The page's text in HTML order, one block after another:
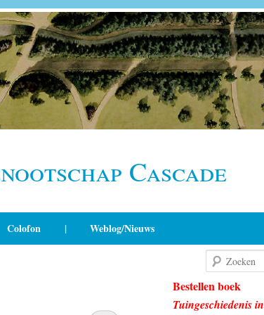
Cascade
Colofon | Weblog/Nieuws
Bestellen boek
Tuingeschiedenis in